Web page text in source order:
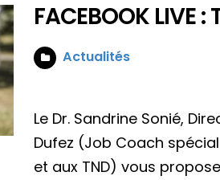
FACEBOOK LIVE :
Actualités
Le Dr. Sandrine Sonié,
Dufez (Job Coach
et aux TND) vous